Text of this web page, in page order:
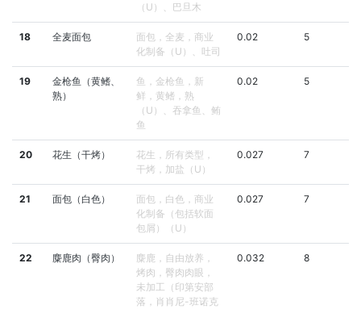
（U）、巴旦木
18 全麦面包
面包，全麦，商业
化制备（U）、吐司
0.02 5
19
金枪鱼（黄鳍、
熟）
鱼，金枪鱼，新
鲜，黄鳍，熟
（U）、吞拿鱼、鲔
鱼
0.02 5
20 花生（干烤）
花生，所有类型，
干烤，加盐（U）
0.027 7
21 面包（白色）
面包，白色，商业
化制备（包括软面
包屑）（U）
0.027 7
22 麋鹿肉（臀肉）
麋鹿，自由放养，
烤肉，臀肉肉眼，
未加工（印第安部
落，肖肖尼-班诺克
0.032 8